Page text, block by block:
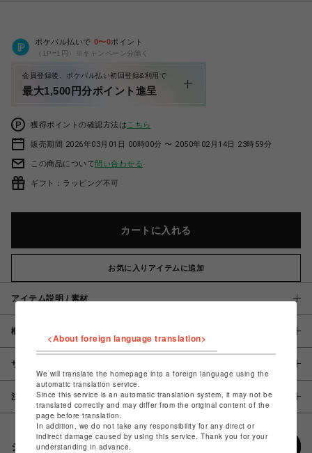
ポケパル払いで 0〜0ポイント
（1P=1円）※キャンペーン分除く
会員登録後、ポケパル払い初回登録&利用で
最大1,500円分ポイント進呈
獲得ポイントの確認方法は こちら
販売期間 2026年03月01日 00時00分 〜 2050年02月14日 23時59分
この商品について問い合わせる
ギフト：ラッピング不可
カートに入れる
お気に入りアイテムに追加
アイテム説明 / 素材
概要
サイズ
注意事項
シェアする
<About foreign language translation>
We will translate the homepage into a foreign language using the
automatic translation service.
Since this service is an automatic translation system, it may not be
translated correctly and may differ from the original content of the
page before translation.
In addition, we do not take any responsibility for any direct or
indirect damage caused by using this service. Thank you for your
understanding in advance.